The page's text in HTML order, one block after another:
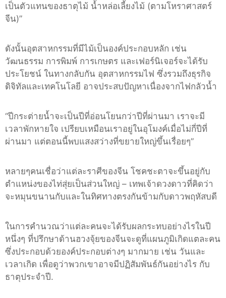
เป็นตัวแทนของธาตุไม้ น้ำหล่อเลี้ยงไม้ (ตามโหราศาสตร์
จีน)”
ดังนั้นอุตสาหกรรมที่มีไม้เป็นองค์ประกอบหลัก เช่น
วัฒนธรรม การพิมพ์ การเกษตร และเฟอร์นิเจอร์จะได้รับ
ประโยชน์ ในทางกลับกัน อุตสาหกรรมไฟ ซึ่งรวมถึงธุรกิจ
ดิจิทัลและเทคโนโลยี อาจประสบปัญหาเนื่องจากไฟกลัวน้ำ
“ปีกระต่ายน้ำจะเป็นปีที่อ่อนโยนกว่าปีที่ผ่านมา เราจะมี
เวลาพักหายใจ เปรียบเหมือนเราอยู่ในอุโมงค์เมื่อไม่กี่ปีที่
ผ่านมา แต่ตอนนี้พบแสงสว่างที่ขยายใหญ่ขึ้นเรื่อยๆ”
หลายๆคนเชื่อว่าแต่ละราศีของจีน โชคชะตาจะขึ้นอยู่กับ
ตำแหน่งของไท่สุ่ยเป็นส่วนใหญ่ – เทพเจ้าดวงดาวที่คิดว่า
จะหมุนขนานกับและในทิศทางตรงกันข้ามกับดาวพฤหัสบดี
ในการคำนวณว่าแต่ละคนจะได้รับผลกระทบอย่างไรในปี
หนึ่งๆ ที่ปรึกษาด้านฮวงจุ้ยของจีนจะดูที่แผนภูมิเกิดแตละคน
ซึ่งประกอบด้วยองค์ประกอบต่างๆ มากมาย เช่น วันและ
เวลาเกิด เพื่อดูว่าพวกเขาอาจมีปฏิสัมพันธ์กันอย่างไร กับ
ธาตุประจำปี.